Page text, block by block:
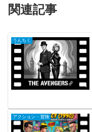
関連記事
うんちく
アクション・冒険